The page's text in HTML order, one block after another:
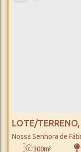
LOTE/
PENHA
Nossa Senhora de
300m²